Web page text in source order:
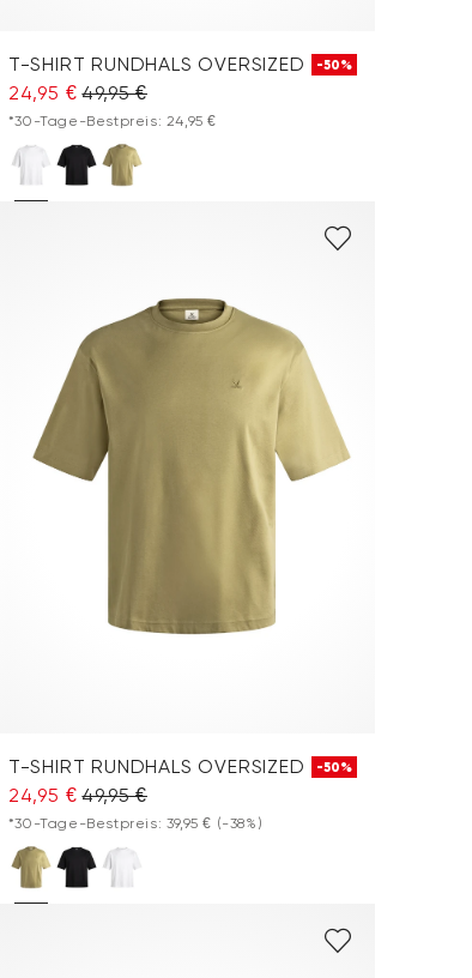
T-SHIRT RUNDHALS OVERSIZED -50%
24,95 € 49,95 €
*30-Tage-Bestpreis: 24,95 €
T-SHIRT RUNDHALS OVERSIZED -50%
24,95 € 49,95 €
*30-Tage-Bestpreis: 39,95 € (-38%)